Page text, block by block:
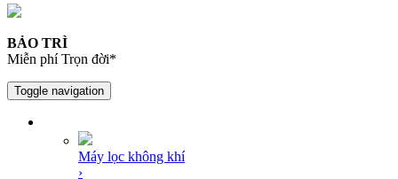
BẢO TRÌ
Miễn phí Trọn đời*
Toggle navigation
Máy lọc không khí
›